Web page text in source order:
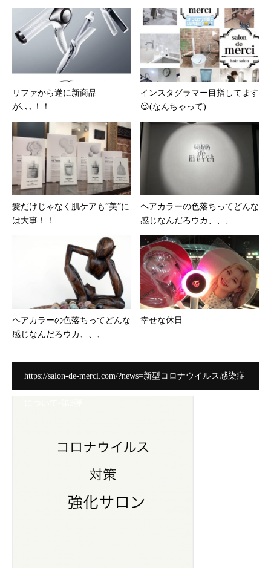
リファから遂に新商品
が､､､！！
インスタグラマー目指してます
😉(なんちゃって)
髪だけじゃなく肌ケアも”美”に
は大事！！
ヘアカラーの色落ちってどんな
感じなんだろウカ、、、...
ヘアカラーの色落ちってどんな
感じなんだろウカ、、、
幸せな休日
https://salon-de-merci.com/?news=新型コロナウイルス感染症